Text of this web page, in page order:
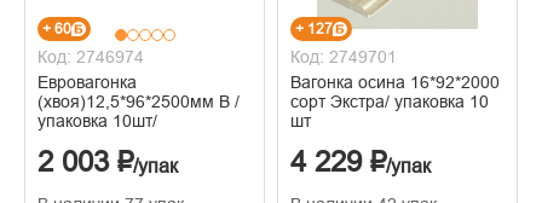
+ 60
Код: 2746974
Евровагонка
(хвоя)12,5*96*2500мм В /
упаковка 10шт/
2 003 ₽/упак
+ 127
Код: 2749701
Вагонка осина 16*92*2000
сорт Экстра/ упаковка 10
шт
4 229 ₽/упак